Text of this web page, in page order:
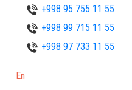
+998 95 755 11 55
+998 99 715 11 55
+998 97 733 11 55
En